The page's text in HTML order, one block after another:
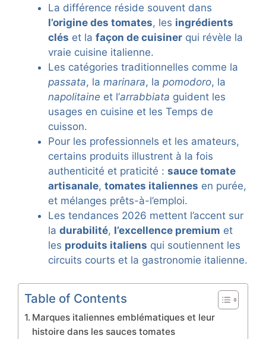
La différence réside souvent dans
l’origine des tomates, les ingrédients
clés et la façon de cuisiner qui révèle la
vraie cuisine italienne.
Les catégories traditionnelles comme la
passata, la marinara, la pomodoro, la
napolitaine et l’arrabbiata guident les
usages en cuisine et les Temps de
cuisson.
Pour les professionnels et les amateurs,
certains produits illustrent à la fois
authenticité et praticité : sauce tomate
artisanale, tomates italiennes en purée,
et mélanges prêts-à-l’emploi.
Les tendances 2026 mettent l’accent sur
la durabilité, l’excellence premium et
les produits italiens qui soutiennent les
circuits courts et la gastronomie italienne.
Table of Contents
Marques italiennes emblématiques et leur
histoire dans les sauces tomates